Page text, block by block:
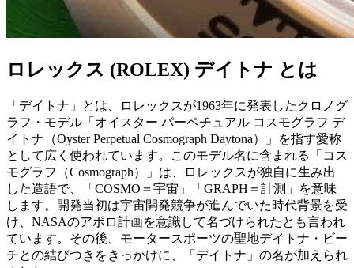
ロレックス (ROLEX) デイトナ とは
「デイトナ」とは、ロレックスが1963年に発表したクロノグ
ラフ・モデル「オイスター パーペチュアル コスモグラフ デ
イトナ（Oyster Perpetual Cosmograph Daytona）」を指す愛称
として広く使われています。このモデル名に含まれる「コス
モグラフ（Cosmograph）」は、ロレックスが独自に生み出
した造語で、「COSMO＝宇宙」「GRAPH＝計測」を意味
します。開発当初は宇宙開発競争が進んでいた時代背景を受
け、NASAのアポロ計画を意識して名づけられたとも言われ
ています。その後、モータースポーツの聖地デイトナ・ビー
チとの結びつきをきっかけに、「デイトナ」の名が加えられ